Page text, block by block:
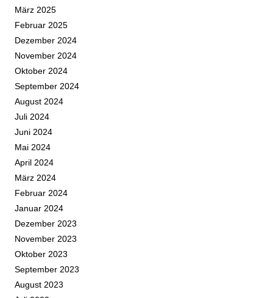
März 2025
Februar 2025
Dezember 2024
November 2024
Oktober 2024
September 2024
August 2024
Juli 2024
Juni 2024
Mai 2024
April 2024
März 2024
Februar 2024
Januar 2024
Dezember 2023
November 2023
Oktober 2023
September 2023
August 2023